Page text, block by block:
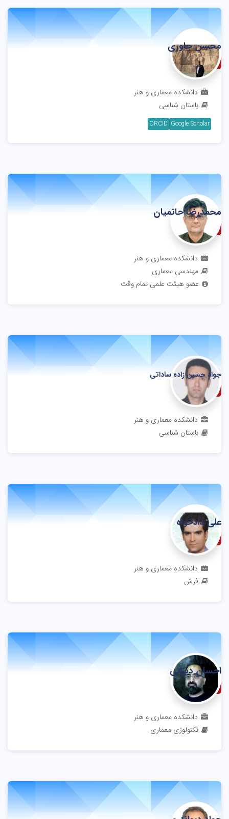
محسن جاوری
دانشیار
دانشکده معماری و هنر
باستان شناسی
Google Scholar
ORCID
محمدرضا حاتمیان
استادیار
دانشکده معماری و هنر
مهندسی معماری
عضو هیئت علمی تمام وقت
جواد حسین زاده ساداتی
دانشیار
دانشکده معماری و هنر
باستان شناسی
علی دادخواه
مربی
دانشکده معماری و هنر
فرش
احسان دیزانی
استادیار
دانشکده معماری و هنر
تکنولوژی معماری